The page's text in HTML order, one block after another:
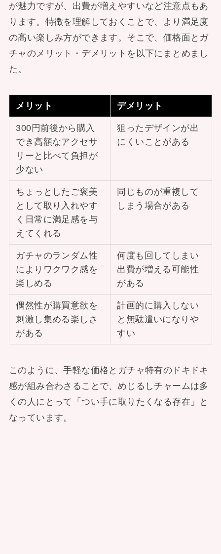
が魅力ですが、出費が増えやすいなど注意点もあ
ります。特徴を理解しておくことで、より満足度
の高い楽しみ方ができます。そこで、価格面とガ
チャのメリット・デメリットを以下にまとめまし
た。
メリット デメリット
300円前後から購入
でき高額なアクセサ
リーと比べて負担が
少ない
狙ったデザインが出
にくいことがある
ちょっとしたご褒美
として取り入れやす
く日常に満足感を与
えてくれる
同じものが重複して
しまう場合がある
ガチャのランダム性
によりワクワク感を
楽しめる
何度も回してしまい
出費が増える可能性
がある
偶然性が購買意欲を
刺激し集める楽しさ
がある
計画的に購入しない
と無駄遣いになりや
すい
このように、手軽な価格とガチャ特有のドキドキ
感が組み合わさることで、めじるしチャームは多
くの人にとって「つい手に取りたくなる存在」と
なっています。